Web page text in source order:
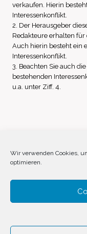
Wir verwenden Cookies,
optimieren.
verkaufen. Hierin
Interessenkonflikt.
2. Der Herausgeber
Redakteure erhalten
Auch hierin besteht ein
Interessenkonflikt.
3. Beachten Sie auch
bestehenden
u.a. unter Ziff. 4.
Impressum